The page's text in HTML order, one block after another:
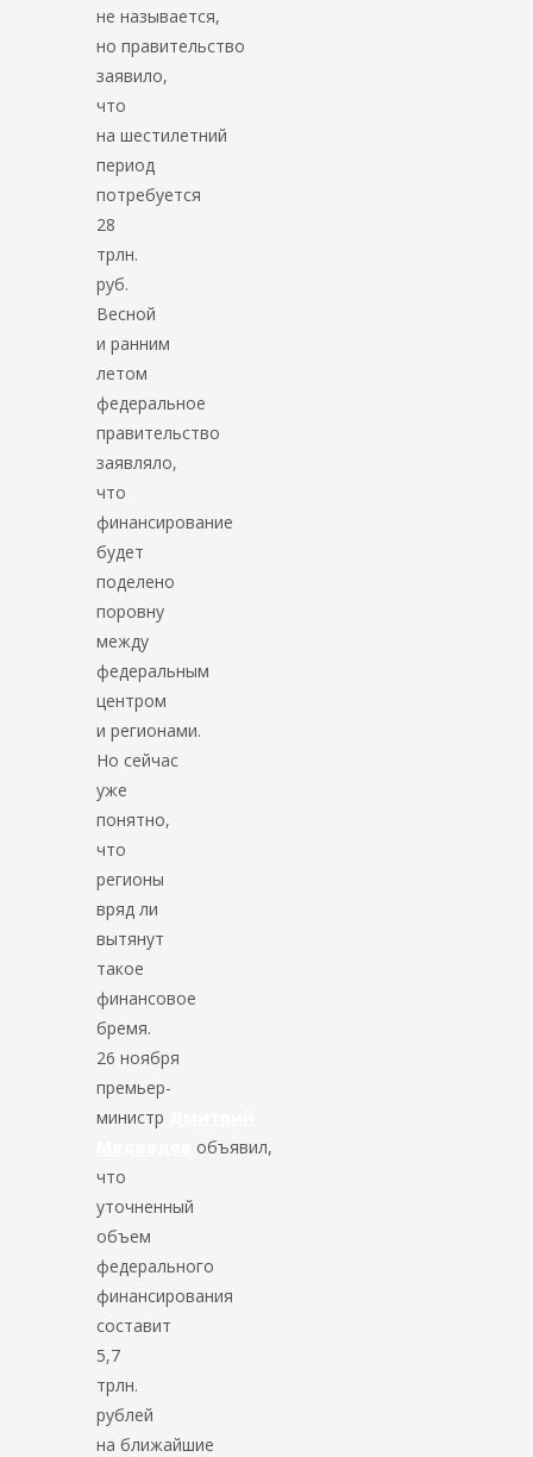
не называется,
но правительство
заявило,
что
на шестилетний
период
потребуется
28
трлн.
руб.
Весной
и ранним
летом
федеральное
правительство
заявляло,
что
финансирование
будет
поделено
поровну
между
федеральным
центром
и регионами.
Но сейчас
уже
понятно,
что
регионы
вряд ли
вытянут
такое
финансовое
бремя.
26 ноября
премьер-
министр
объявил,
что
уточненный
объем
федерального
финансирования
составит
5,7
трлн.
рублей
на ближайшие